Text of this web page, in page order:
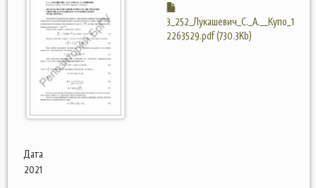
3_252_Лукашевич_С._А.__Купо_1
2263529.pdf (730.3Kb)
Дата
2021